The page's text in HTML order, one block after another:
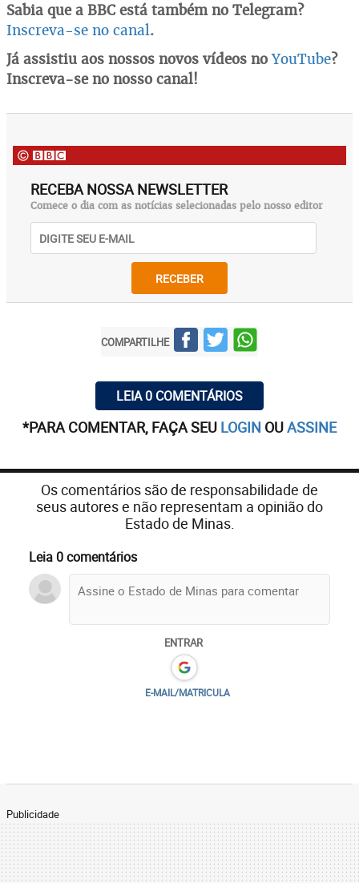
Sabia que a BBC está também no Telegram?
Inscreva-se no canal.
Já assistiu aos nossos novos vídeos noYouTube?
Inscreva-se no nosso canal!
RECEBA NOSSA NEWSLETTER
Comece o dia com as notícias selecionadas pelo nosso editor
RECEBER
COMPARTILHE
LEIA 0 COMENTÁRIOS
*PARA COMENTAR, FAÇA SEU LOGIN OUASSINE
Os comentários são de responsabilidade de
seus autores e não representam a opinião do
Estado de Minas.
Leia 0 comentários
ENTRAR
E-MAIL/MATRICULA
Publicidade